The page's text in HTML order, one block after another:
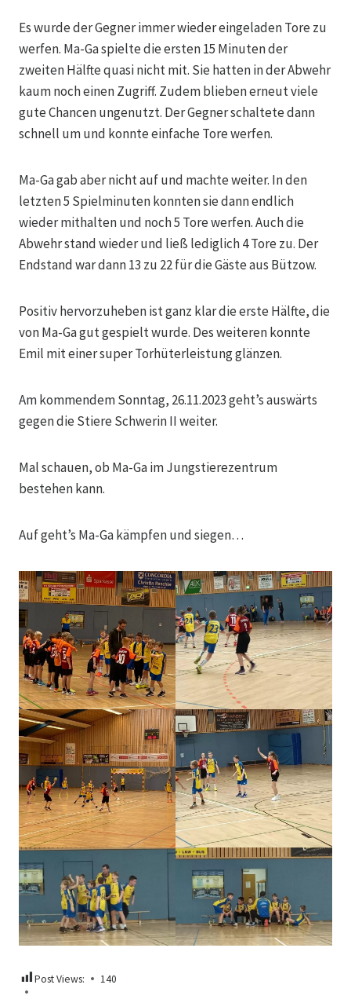
Es wurde der Gegner immer wieder eingeladen Tore zu
werfen. Ma-Ga spielte die ersten 15 Minuten der
zweiten Hälfte quasi nicht mit. Sie hatten in der Abwehr
kaum noch einen Zugriff. Zudem blieben erneut viele
gute Chancen ungenutzt. Der Gegner schaltete dann
schnell um und konnte einfache Tore werfen.
Ma-Ga gab aber nicht auf und machte weiter. In den
letzten 5 Spielminuten konnten sie dann endlich
wieder mithalten und noch 5 Tore werfen. Auch die
Abwehr stand wieder und ließ lediglich 4 Tore zu. Der
Endstand war dann 13 zu 22 für die Gäste aus Bützow.
Positiv hervorzuheben ist ganz klar die erste Hälfte, die
von Ma-Ga gut gespielt wurde. Des weiteren konnte
Emil mit einer super Torhüterleistung glänzen.
Am kommendem Sonntag, 26.11.2023 geht’s auswärts
gegen die Stiere Schwerin II weiter.
Mal schauen, ob Ma-Ga im Jungstierezentrum
bestehen kann.
Auf geht’s Ma-Ga kämpfen und siegen…
Post Views: 140